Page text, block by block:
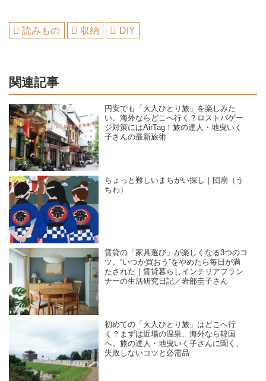
読みもの 収納 DIY
関連記事
円安でも「大人ひとり旅」を楽しみた
い。海外ならどこへ行く？ロストバゲー
ジ対策にはAirTag！旅の達人・地曳いく
子さんの最新旅術
ちょっと難しいまちがい探し｜団扇（う
ちわ）
賃貸の「家具選び」が楽しくなる3つのコ
ツ。“いつか買おう”をやめたら毎日が満
たされた｜賃貸暮らしインテリアプラン
ナーの生活研究日記／岩部圭子さん
初めての「大人ひとり旅」はどこへ行
く？まずは近場の温泉、海外なら韓国
へ。旅の達人・地曳いく子さんに聞く、
失敗しないコツと必需品